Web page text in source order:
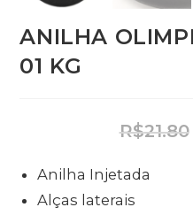
ANILHA
01 KG
R$21.80
Anilha Injetada
Alças laterais